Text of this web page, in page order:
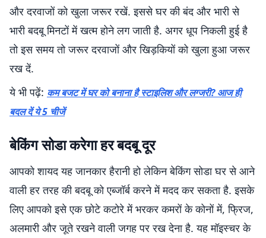
और दरवाजों को खुला जरूर रखें. इससे घर की बंद और भारी से
भारी बदबू मिनटों में खत्म होने लग जाती है. अगर धूप निकली हुई है
तो इस समय तो जरूर दरवाजों और खिड़कियों को खुला हुआ जरूर
रख दें.
ये भी पढ़ें: कम बजट में घर को बनाना है स्टाइलिश और लग्जरी? आज ही
बदल दें ये 5 चीजें
बेकिंग सोडा करेगा हर बदबू दूर
आपको शायद यह जानकार हैरानी हो लेकिन बेकिंग सोडा घर से आने
वाली हर तरह की बदबू को एब्जॉर्ब करने में मदद कर सकता है. इसके
लिए आपको इसे एक छोटे कटोरे में भरकर कमरों के कोनों में, फ्रिज,
अलमारी और जूते रखने वाली जगह पर रख देना है. यह मॉइस्चर के